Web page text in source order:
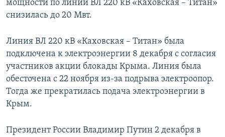
мощности по линии ВЛ 220 кВ «Каховская – Титан»
снизилась до 20 Мвт.
Линия ВЛ 220 кВ «Каховская – Титан» была
подключена к электроэнергии 8 декабря с согласия
участников акции блокады Крыма. Линия была
обесточена с 22 ноября из-за подрыва электроопор.
Тогда же прекратилась подача электроэнергии в
Крым.
Президент России Владимир Путин 2 декабря в